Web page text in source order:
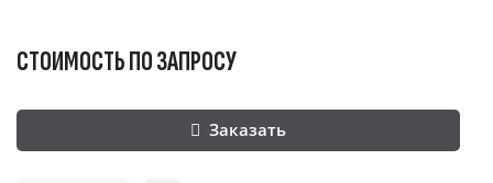
СТОИМОСТЬ ПО ЗАПРОСУ
Заказать